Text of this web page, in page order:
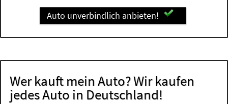
Auto unverbindlich anbieten!
Wer kauft mein Auto? Wir kaufen
jedes Auto in Deutschland!